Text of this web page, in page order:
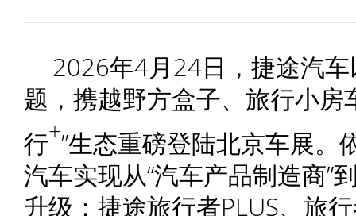
2026年4月24日，捷途汽车
题，携越野方盒子、旅行小房
行+”生态重磅登陆北京车展。
汽车实现从“汽车产品制造商”
升级；捷途旅行者PLUS、旅